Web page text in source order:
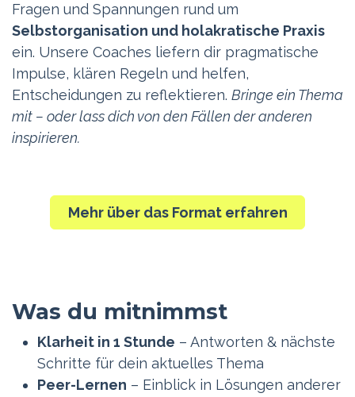
Fragen und Spannungen rund um
Selbstorganisation und holakratische Praxis
ein. Unsere Coaches liefern dir pragmatische
Impulse, klären Regeln und helfen,
Entscheidungen zu reflektieren. Bringe ein Thema
mit – oder lass dich von den Fällen der anderen
inspirieren.
Mehr über das Format erfahren
Was du mitnimmst
Klarheit in 1 Stunde – Antworten & nächste
Schritte für dein aktuelles Thema
Peer-Lernen – Einblick in Lösungen anderer